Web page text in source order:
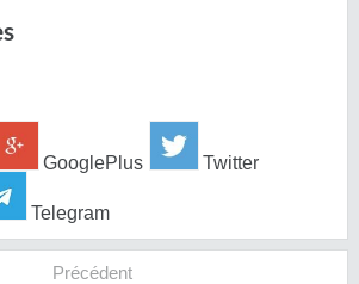
GooglePlus Twitter
Telegram
Précédent